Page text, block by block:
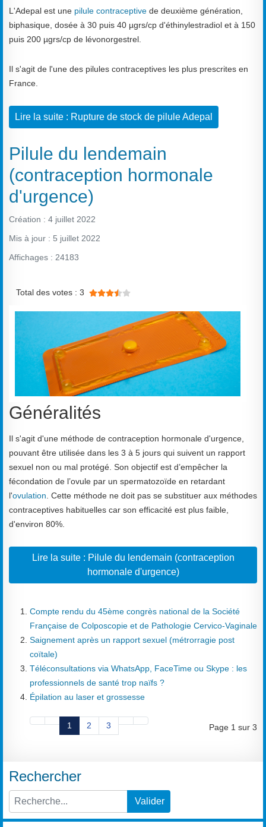
L'Adepal est une pilule contraceptive de deuxième génération,
biphasique, dosée à 30 puis 40 µgrs/cp d'éthinylestradiol et à 150
puis 200 µgrs/cp de lévonorgestrel.
Il s'agit de l'une des pilules contraceptives les plus prescrites en
France.
Lire la suite : Rupture de stock de pilule Adepal
Pilule du lendemain
(contraception hormonale
d'urgence)
Création : 4 juillet 2022
Mis à jour : 5 juillet 2022
Affichages : 24183
Total des votes : 3
Généralités
Il s'agit d'une méthode de contraception hormonale d'urgence,
pouvant être utilisée dans les 3 à 5 jours qui suivent un rapport
sexuel non ou mal protégé. Son objectif est d’empêcher la
fécondation de l’ovule par un spermatozoïde en retardant
l'ovulation . Cette méthode ne doit pas se substituer aux méthodes
contraceptives habituelles car son efficacité est plus faible,
d'environ 80%.
Lire la suite : Pilule du lendemain (contraception
hormonale d'urgence)
Compte rendu du 45ème congrès national de la Société
Française de Colposcopie et de Pathologie Cervico-Vaginale
Saignement après un rapport sexuel (métrorragie post
coïtale)
Téléconsultations via WhatsApp, FaceTime ou Skype : les
professionnels de santé trop naïfs ?
Épilation au laser et grossesse
Page 1 sur 3
1 2 3
Rechercher
Type 2 or more characters for results.
Valider